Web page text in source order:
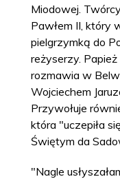
Miodowej.
Pawłem II, który
pielgrzymką do
reżyserzy.
rozmawia w
Wojciechem
Przywołuje
która "uczepiła
Świętym da
"Nagle